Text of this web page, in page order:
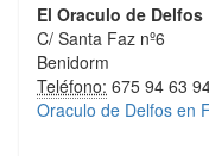
El Oraculo de Delfos
C/ Santa Faz nº6
Benidorm
Teléfono: 675 94 63
Oraculo de Delfos en